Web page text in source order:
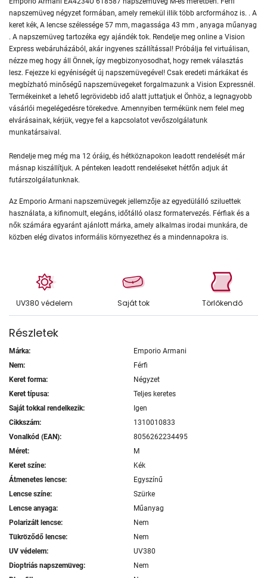
napszemüveg négyzet formában, amely remekül illik több arcformához is. . A
keret kék, A lencse szélessége 57 mm, magassága 43 mm , anyaga műanyag
. A napszemüveg tartozéka egy ajándék tok. Rendelje meg online a Vision
Express webáruházából, akár ingyenes szállítással! Próbálja fel virtuálisan,
nézze meg hogy áll Önnek, így megbizonyosodhat, hogy remek választás
lesz. Fejezze ki egyéniségét új napszemüvegével! Csak eredeti márkákat és
megbízható minőségű napszemüvegeket forgalmazunk a Vision Expressnél.
Termékeinket a lehető legrövidebb idő alatt juttatjuk el Önhöz, a legnagyobb
vásárlói megelégedésre törekedve. Amennyiben termékünk nem felel meg
elvárásainak, kérjük, vegye fel a kapcsolatot vevőszolgálatunk
munkatársaival.
Rendelje meg még ma 12 óráig, és hétköznapokon leadott rendelését már
másnap kiszállítjuk. A pénteken leadott rendeléseket hétfőn adjuk át
futárszolgálatunknak.
Az Emporio Armani napszemüvegek jellemzője az egyedülálló sziluettek
használata, a kifinomult, elegáns, időtálló olasz formatervezés. Férfiak és a
nők számára egyaránt ajánlott márka, amely alkalmas irodai munkára, de
közben elég divatos informális környezethez és a mindennapokra is.
UV380 védelem Saját tok Törlőkendő
Részletek
Márka:
Emporio Armani
Nem:
Férfi
Keret forma:
Négyzet
Keret típusa:
Teljes keretes
Saját tokkal rendelkezik:
Igen
Cikkszám:
1310010833
Vonalkód (EAN):
8056262234495
Méret:
M
Keret színe:
Kék
Átmenetes lencse:
Egyszínű
Lencse színe:
Szürke
Lencse anyaga:
Műanyag
Polarizált lencse:
Nem
Tükröződő lencse:
Nem
UV védelem:
UV380
Dioptriás napszemüveg:
Nem